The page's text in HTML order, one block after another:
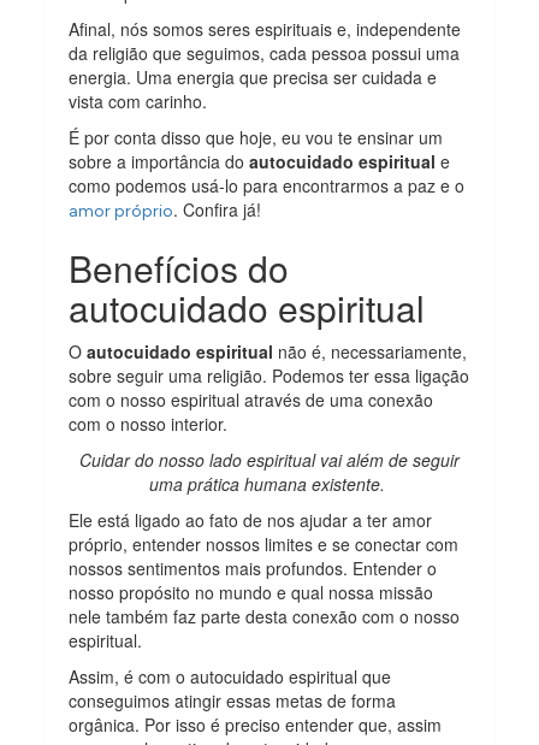
Afinal, nós somos seres espirituais e, independente
da religião que seguimos, cada pessoa possui uma
energia. Uma energia que precisa ser cuidada e
vista com carinho.
É por conta disso que hoje, eu vou te ensinar um
sobre a importância doautocuidado espiritual e
como podemos usá-lo para encontrarmos a paz e o
amor próprio. Confira já!
Benefícios do
autocuidado espiritual
Oautocuidado espiritual não é, necessariamente,
sobre seguir uma religião. Podemos ter essa ligação
com o nosso espiritual através de uma conexão
com o nosso interior.
Cuidar do nosso lado espiritual vai além de seguir
uma prática humana existente.
Ele está ligado ao fato de nos ajudar a ter amor
próprio, entender nossos limites e se conectar com
nossos sentimentos mais profundos. Entender o
nosso propósito no mundo e qual nossa missão
nele também faz parte desta conexão com o nosso
espiritual.
Assim, é com o autocuidado espiritual que
conseguimos atingir essas metas de forma
orgânica. Por isso é preciso entender que, assim